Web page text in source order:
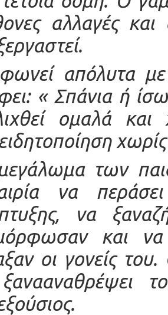
αλλαγές
απόλυτα
« Σπάνια ή
ομαλά και
των
να
να
και
οι γονείς